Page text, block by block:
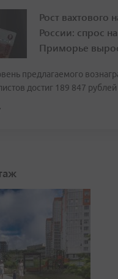
Рост вахтового
России: спрос
Приморье
предлагаемого
достиг 189 847 рублей